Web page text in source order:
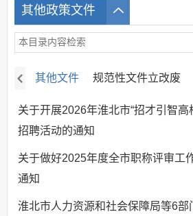
其他法定信息
其他政策文件
其他文件 规范性文件立改废
关于开展2026年淮北市“招才引智高
招聘活动的通知
关于做好2025年度全市职称评审工
通知
淮北市人力资源和社会保障局等6部